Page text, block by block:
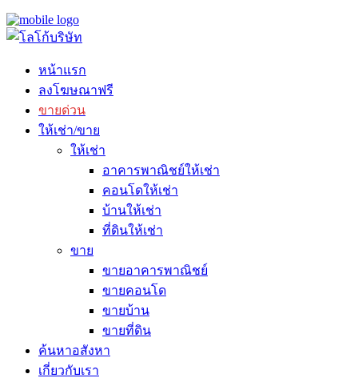
หน้าแรก
ลงโฆษณาฟรี
ขายด่วน
ให้เช่า/ขาย
ให้เช่า
อาคารพาณิชย์ให้เช่า
คอนโดให้เช่า
บ้านให้เช่า
ที่ดินให้เช่า
ขาย
ขายอาคารพาณิชย์
ขายคอนโด
ขายบ้าน
ขายที่ดิน
ค้นหาอสังหา
เกี่ยวกับเรา